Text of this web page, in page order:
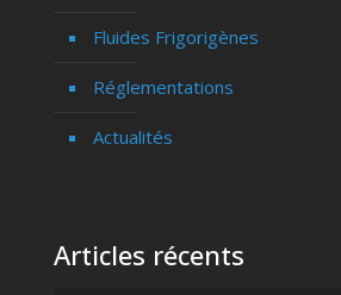
Fluides Frigorigènes
Réglementations
Actualités
Articles récents